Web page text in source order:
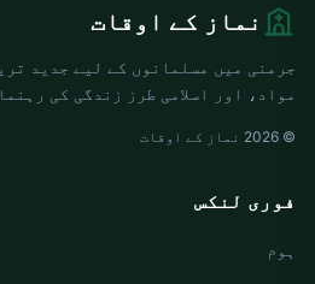
نماز کے اوقات
جرمنی میں مسلمانوں کے لیے جدید
مواد، اور اسلامی طرز زندگی کی
© 2026 نماز کے اوقات
فوری لنکس
ہوم